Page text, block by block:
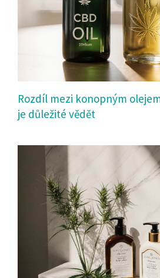
Rozdíl mezi konopným
je důležité vědět